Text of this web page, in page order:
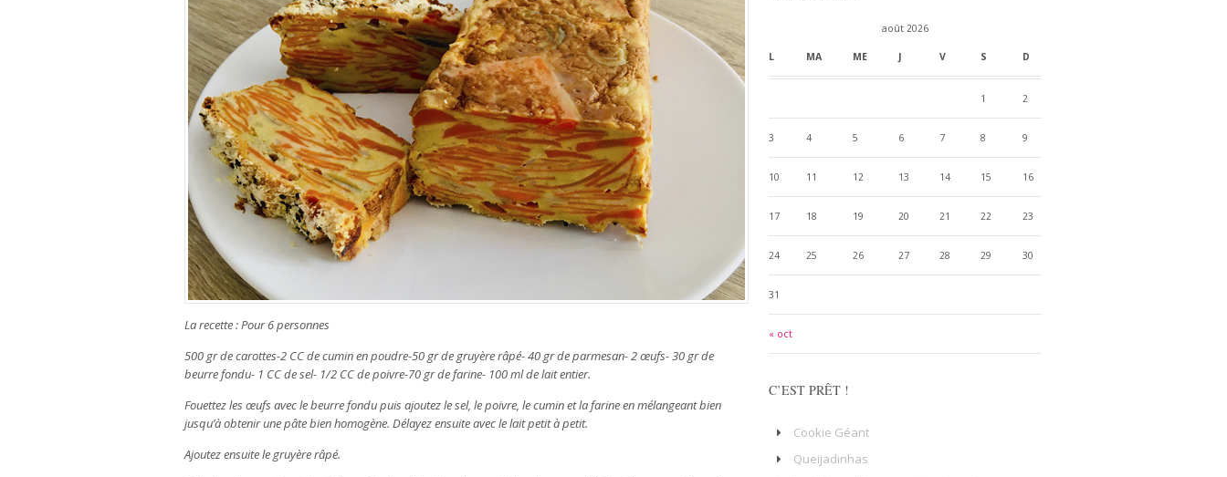
La recette : Pour 6 personnes
500 gr de carottes-2 CC de cumin en poudre-50 gr de gruyère râpé- 40 gr de parmesan- 2 œufs- 30 gr de
beurre fondu- 1 CC de sel- 1/2 CC de poivre-70 gr de farine- 100 ml de lait entier.
Fouettez les œufs avec le beurre fondu puis ajoutez le sel, le poivre, le cumin et la farine en mélangeant bien
jusqu’à obtenir une pâte bien homogène. Délayez ensuite avec le lait petit à petit.
Ajoutez ensuite le gruyère râpé.
août 2026
L MA ME J V S D
« oct
1 2
3 4 5 6 7 8 9
10 11 12 13 14 15 16
17 18 19 20 21 22 23
24 25 26 27 28 29 30
31
C’EST PRÊT !
Cookie Géant
Queijadinhas